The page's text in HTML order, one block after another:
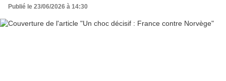
Publié le 23/06/2026 à 14:30